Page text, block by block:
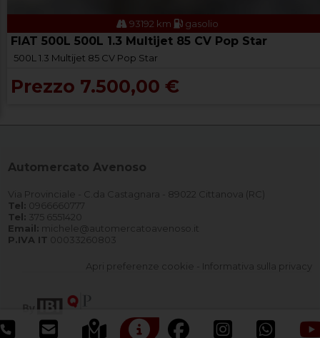
93192 km gasolio
FIAT 500L 500L 1.3 Multijet 85 CV Pop Star
500L 1.3 Multijet 85 CV Pop Star
Prezzo 7.500,00 €
Automercato Avenoso
Via Provinciale - C.da Castagnara - 89022 Cittanova (RC)
Tel: 0966660777
Tel: 375 6551420
Email: michele@automercatoavenoso.it
P.IVA IT 00033260803
Apri preferenze cookie Informativa sulla privacy